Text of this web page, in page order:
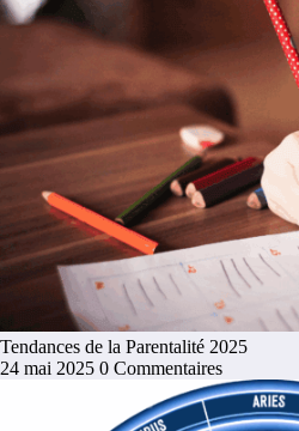
Tendances de la Parentalité 2025
24 mai 2025 0 Commentaires